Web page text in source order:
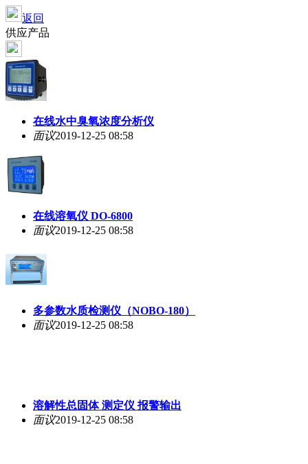
返回
供应产品
在线水中臭氧浓度分析仪
面议2019-12-25 08:58
在线溶氧仪 DO-6800
面议2019-12-25 08:58
多参数水质检测仪（NOBO-180）
面议2019-12-25 08:58
溶解性总固体 测定仪 报警输出
面议2019-12-25 08:58